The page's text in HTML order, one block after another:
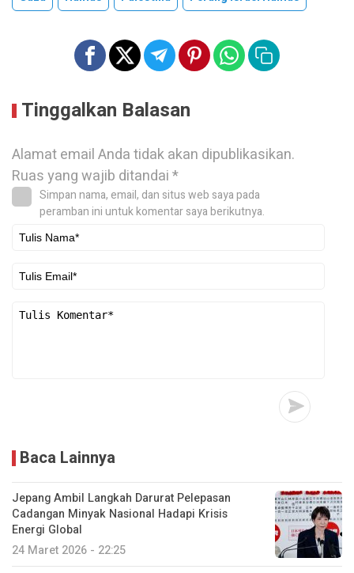
Tinggalkan Balasan
Alamat email Anda tidak akan dipublikasikan.
Ruas yang wajib ditandai*
Simpan nama, email, dan situs web saya pada
peramban ini untuk komentar saya berikutnya.
Baca Lainnya
Jepang Ambil Langkah Darurat Pelepasan
Cadangan Minyak Nasional Hadapi Krisis
Energi Global
24 Maret 2026 - 22:25